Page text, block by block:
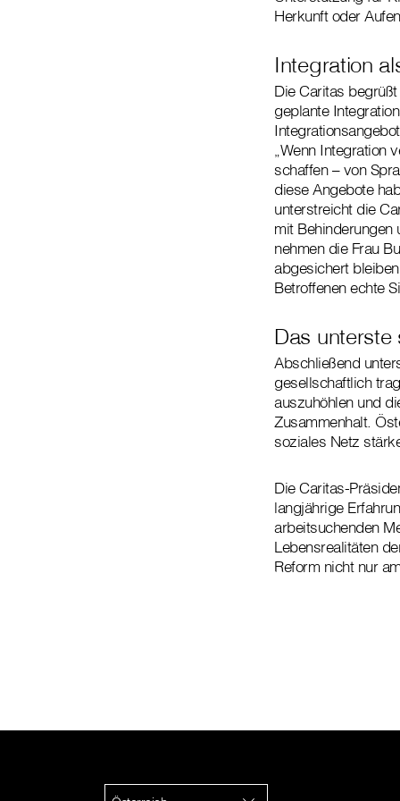
Herkunft oder
Integration
Die Caritas
geplante
„Wenn
schaffen – von
diese Angebote
unterstreicht die
mit Behinderungen
nehmen die Frau
abgesichert
Betroffenen echte
Das
Abschließend
gesellschaftlich
auszuhöhlen und
Zusammenhalt.
soziales Netz
Die Caritas-
langjährige
arbeitsuchenden
Lebensrealitäten
Reform nicht nur